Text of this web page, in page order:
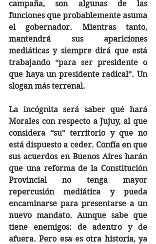
campaña, son algunas de las
funciones que probablemente asuma
el gobernador. Mientras tanto,
mantendrá sus apariciones
mediáticas y siempre dirá que está
trabajando “para ser presidente o
que haya un presidente radical”. Un
slogan más terrenal.
La incógnita será saber qué hará
Morales con respecto a Jujuy, al que
considera “su” territorio y que no
está dispuesto a ceder. Confía en que
sus acuerdos en Buenos Aires harán
que una reforma de la Constitución
Provincial no tenga mayor
repercusión mediática y pueda
encaminarse para presentarse a un
nuevo mandato. Aunque sabe que
tiene enemigos: de adentro y de
afuera. Pero esa es otra historia, ya